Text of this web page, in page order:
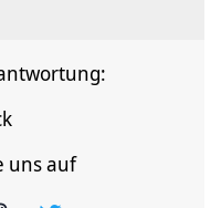
uns auf